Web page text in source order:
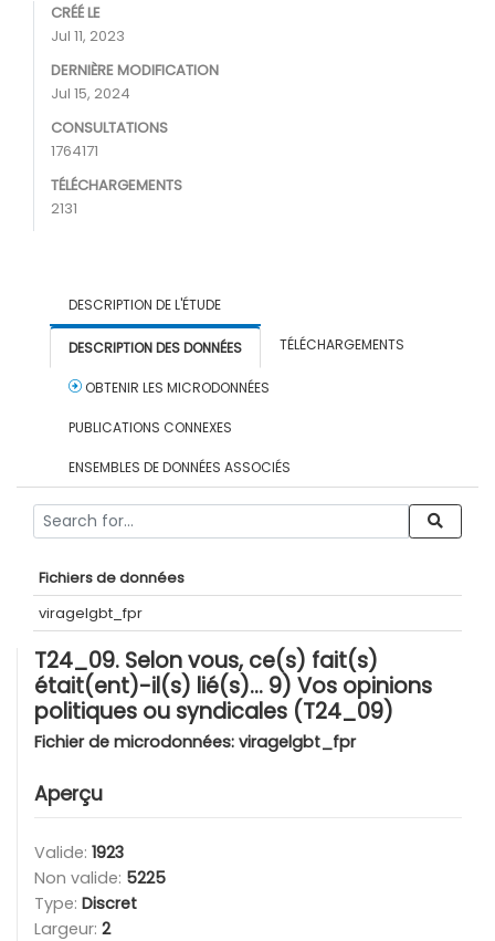
CRÉÉ LE
Jul 11, 2023
DERNIÈRE MODIFICATION
Jul 15, 2024
CONSULTATIONS
1764171
TÉLÉCHARGEMENTS
2131
DESCRIPTION DE L'ÉTUDE
DESCRIPTION DES DONNÉES TÉLÉCHARGEMENTS
OBTENIR LES MICRODONNÉES
PUBLICATIONS CONNEXES
ENSEMBLES DE DONNÉES ASSOCIÉS
Fichiers de données
viragelgbt_fpr
T24_09. Selon vous, ce(s) fait(s)
était(ent)-il(s) lié(s)… 9) Vos opinions
politiques ou syndicales (T24_09)
Fichier de microdonnées: viragelgbt_fpr
Aperçu
Valide: 1923
Non valide: 5225
Type: Discret
Largeur: 2